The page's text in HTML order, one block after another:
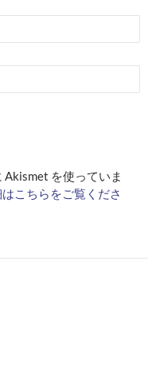
を使っていま
こちらをご覧くださ